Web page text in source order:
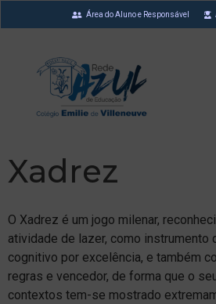
Área do Aluno e Responsável
Xadrez
O Xadrez é um jogo milenar,
atividade de lazer, como instrumento
cognitivo por excelência, e também
regras e vencedor, de forma que o
contextos tem-se mostrado